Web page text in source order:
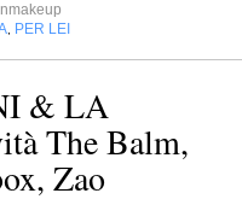
PER LEI
& LA
The Balm,
Zao